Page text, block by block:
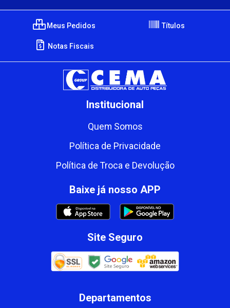
Meus Pedidos Títulos
Notas Fiscais
Institucional
Quem Somos
Política de Privacidade
Política de Troca e Devolução
Baixe já nosso APP
Site Seguro
Departamentos